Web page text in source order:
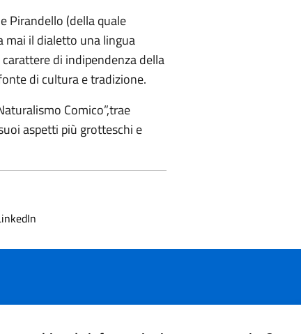
Pirandello (della quale
mai il dialetto una lingua
di indipendenza della
di cultura e tradizione.
Comico”,trae
aspetti più grotteschi e